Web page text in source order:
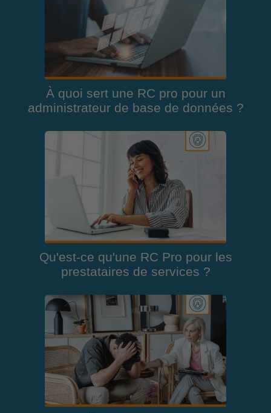
À quoi sert une RC pro pour un
administrateur de base de données ?
Qu'est-ce qu'une RC Pro pour les
prestataires de services ?